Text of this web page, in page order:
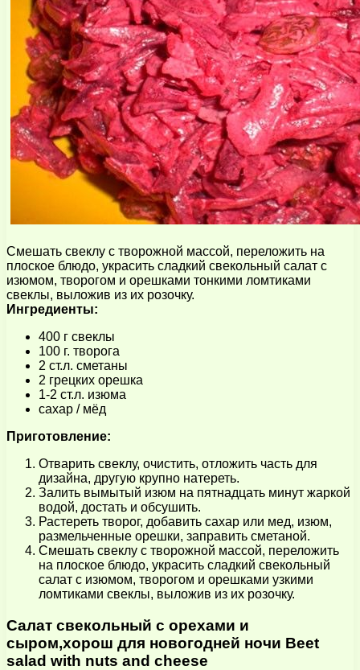
Смешать свеклу с творожной массой, переложить на
плоское блюдо, украсить сладкий свекольный салат с
изюмом, творогом и орешками тонкими ломтиками
свеклы, выложив из их розочку.
Ингредиенты:
400 г свеклы
100 г. творога
2 ст.л. сметаны
2 грецких орешка
1-2 ст.л. изюма
сахар / мёд
Приготовление:
Отварить свеклу, очистить, отложить часть для
дизайна, другую крупно натереть.
Залить вымытый изюм на пятнадцать минут жаркой
водой, достать и обсушить.
Растереть творог, добавить сахар или мед, изюм,
размельченные орешки, заправить сметаной.
Смешать свеклу с творожной массой, переложить
на плоское блюдо, украсить сладкий свекольный
салат с изюмом, творогом и орешками узкими
ломтиками свеклы, выложив из их розочку.
Салат свекольный с орехами и
сыром,хорош для новогодней ночи Beet
salad with nuts and cheese